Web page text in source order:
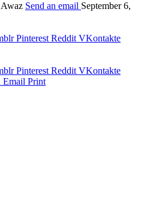
Send an email September 6,
Pinterest Reddit VKontakte
Pinterest Reddit VKontakte
Email Print